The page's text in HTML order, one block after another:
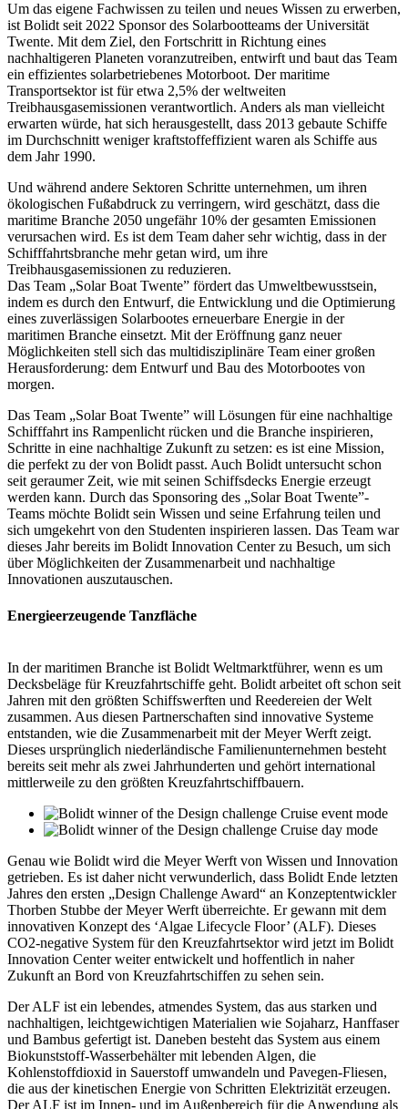
Um das eigene Fachwissen zu teilen und neues Wissen zu erwerben,
ist Bolidt seit 2022 Sponsor des Solarbootteams der Universität
Twente. Mit dem Ziel, den Fortschritt in Richtung eines
nachhaltigeren Planeten voranzutreiben, entwirft und baut das Team
ein effizientes solarbetriebenes Motorboot. Der maritime
Transportsektor ist für etwa 2,5% der weltweiten
Treibhausgasemissionen verantwortlich. Anders als man vielleicht
erwarten würde, hat sich herausgestellt, dass 2013 gebaute Schiffe
im Durchschnitt weniger kraftstoffeffizient waren als Schiffe aus
dem Jahr 1990.
Und während andere Sektoren Schritte unternehmen, um ihren
ökologischen Fußabdruck zu verringern, wird geschätzt, dass die
maritime Branche 2050 ungefähr 10% der gesamten Emissionen
verursachen wird. Es ist dem Team daher sehr wichtig, dass in der
Schifffahrtsbranche mehr getan wird, um ihre
Treibhausgasemissionen zu reduzieren.
Das Team „Solar Boat Twente” fördert das Umweltbewusstsein,
indem es durch den Entwurf, die Entwicklung und die Optimierung
eines zuverlässigen Solarbootes erneuerbare Energie in der
maritimen Branche einsetzt. Mit der Eröffnung ganz neuer
Möglichkeiten stell sich das multidisziplinäre Team einer großen
Herausforderung: dem Entwurf und Bau des Motorbootes von
morgen.
Das Team „Solar Boat Twente” will Lösungen für eine nachhaltige
Schifffahrt ins Rampenlicht rücken und die Branche inspirieren,
Schritte in eine nachhaltige Zukunft zu setzen: es ist eine Mission,
die perfekt zu der von Bolidt passt. Auch Bolidt untersucht schon
seit geraumer Zeit, wie mit seinen Schiffsdecks Energie erzeugt
werden kann. Durch das Sponsoring des „Solar Boat Twente”-
Teams möchte Bolidt sein Wissen und seine Erfahrung teilen und
sich umgekehrt von den Studenten inspirieren lassen. Das Team war
dieses Jahr bereits im Bolidt Innovation Center zu Besuch, um sich
über Möglichkeiten der Zusammenarbeit und nachhaltige
Innovationen auszutauschen.
Energieerzeugende Tanzfläche
In der maritimen Branche ist Bolidt Weltmarktführer, wenn es um
Decksbeläge für Kreuzfahrtschiffe geht. Bolidt arbeitet oft schon seit
Jahren mit den größten Schiffswerften und Reedereien der Welt
zusammen. Aus diesen Partnerschaften sind innovative Systeme
entstanden, wie die Zusammenarbeit mit der Meyer Werft zeigt.
Dieses ursprünglich niederländische Familienunternehmen besteht
bereits seit mehr als zwei Jahrhunderten und gehört international
mittlerweile zu den größten Kreuzfahrtschiffbauern.
Genau wie Bolidt wird die Meyer Werft von Wissen und Innovation
getrieben. Es ist daher nicht verwunderlich, dass Bolidt Ende letzten
Jahres den ersten „Design Challenge Award“ an Konzeptentwickler
Thorben Stubbe der Meyer Werft überreichte. Er gewann mit dem
innovativen Konzept des ‘Algae Lifecycle Floor’ (ALF). Dieses
CO2-negative System für den Kreuzfahrtsektor wird jetzt im Bolidt
Innovation Center weiter entwickelt und hoffentlich in naher
Zukunft an Bord von Kreuzfahrtschiffen zu sehen sein.
Der ALF ist ein lebendes, atmendes System, das aus starken und
nachhaltigen, leichtgewichtigen Materialien wie Sojaharz, Hanffaser
und Bambus gefertigt ist. Daneben besteht das System aus einem
Biokunststoff-Wasserbehälter mit lebenden Algen, die
Kohlenstoffdioxid in Sauerstoff umwandeln und Pavegen-Fliesen,
die aus der kinetischen Energie von Schritten Elektrizität erzeugen.
Der ALF ist im Innen- und im Außenbereich für die Anwendung als